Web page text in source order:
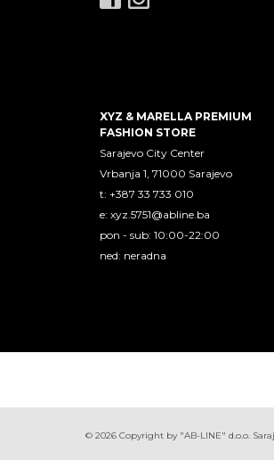
XYZ & MARELLA PREMIUM
FASHION STORE
Sarajevo City Center
Vrbanja 1, 71000 Sarajevo
t: +387 33 733 010
e: xyz.5751@abline.ba
pon - sub: 10:00-22:00
ned: neradna
© 2026 Copyright by "AB-LINE" d.o.o.